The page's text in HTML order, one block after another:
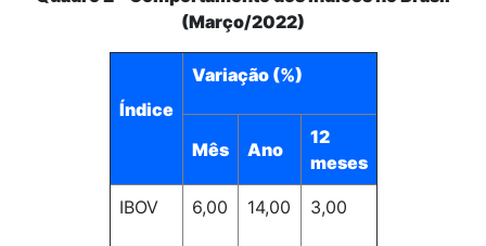
(Março/2022)
Índice
Variação (%)
Mês Ano
12
meses
IBOV 6,00 14,00 3,00